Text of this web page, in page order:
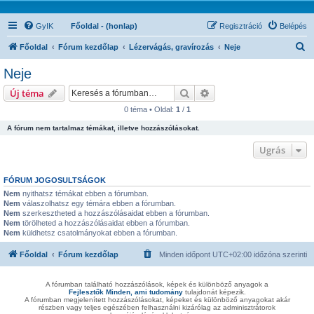
GyIK Főoldal - (honlap) Belépés
Regisztráció
Főoldal Fórum kezdőlap Lézervágás, gravírozás Neje
Neje
Új téma Keresés
0 téma • Oldal: 1 / 1
A fórum nem tartalmaz témákat, illetve hozzászólásokat.
Ugrás
FÓRUM JOGOSULTSÁGOK
Nem nyithatsz témákat ebben a fórumban.
Nem válaszolhatsz egy témára ebben a fórumban.
Nem szerkesztheted a hozzászólásaidat ebben a fórumban.
Nem törölheted a hozzászólásaidat ebben a fórumban.
Nem küldhetsz csatolmányokat ebben a fórumban.
Főoldal Fórum kezdőlap Minden időpont UTC+02:00 időzóna szerinti
A fórumban található hozzászólások, képek és különböző anyagok a
Fejlesztők Minden, ami tudománytulajdonát képezik.
A fórumban megjelenített hozzászólásokat, képeket és különböző anyagokat akár
részben vagy teljes egészében felhasználni kizárólag az adminisztrátorok